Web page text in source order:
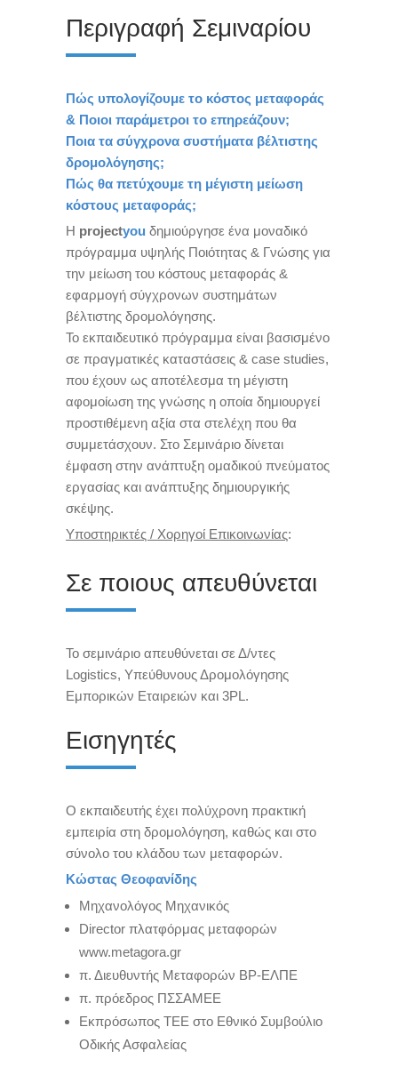
Περιγραφή Σεμιναρίου
Πώς υπολογίζουμε το κόστος μεταφοράς
& Ποιοι παράμετροι το επηρεάζουν;
Ποια τα σύγχρονα συστήματα βέλτιστης
δρομολόγησης;
Πώς θα πετύχουμε τη μέγιστη μείωση
κόστους μεταφοράς;
Η projectyou δημιούργησε ένα μοναδικό
πρόγραμμα υψηλής Ποιότητας & Γνώσης για
την μείωση του κόστους μεταφοράς &
εφαρμογή σύγχρονων συστημάτων
βέλτιστης δρομολόγησης.
Το εκπαιδευτικό πρόγραμμα είναι βασισμένο
σε πραγματικές καταστάσεις & case studies,
που έχουν ως αποτέλεσμα τη μέγιστη
αφομοίωση της γνώσης η οποία δημιουργεί
προστιθέμενη αξία στα στελέχη που θα
συμμετάσχουν. Στο Σεμινάριο δίνεται
έμφαση στην ανάπτυξη ομαδικού πνεύματος
εργασίας και ανάπτυξης δημιουργικής
σκέψης.
Υποστηρικτές / Χορηγοί Επικοινωνίας:
Σε ποιους απευθύνεται
Το σεμινάριο απευθύνεται σε Δ/ντες
Logistics, Υπεύθυνους Δρομολόγησης
Εμπορικών Εταιρειών και 3PL.
Εισηγητές
Ο εκπαιδευτής έχει πολύχρονη πρακτική
εμπειρία στη δρομολόγηση, καθώς και στο
σύνολο του κλάδου των μεταφορών.
Κώστας Θεοφανίδης
Μηχανολόγος Μηχανικός
Director πλατφόρμας μεταφορών
www.metagora.gr
π. Διευθυντής Μεταφορών ΒΡ-ΕΛΠΕ
π. πρόεδρος ΠΣΣΑΜΕΕ
Εκπρόσωπος ΤΕΕ στο Εθνικό Συμβούλιο
Οδικής Ασφαλείας